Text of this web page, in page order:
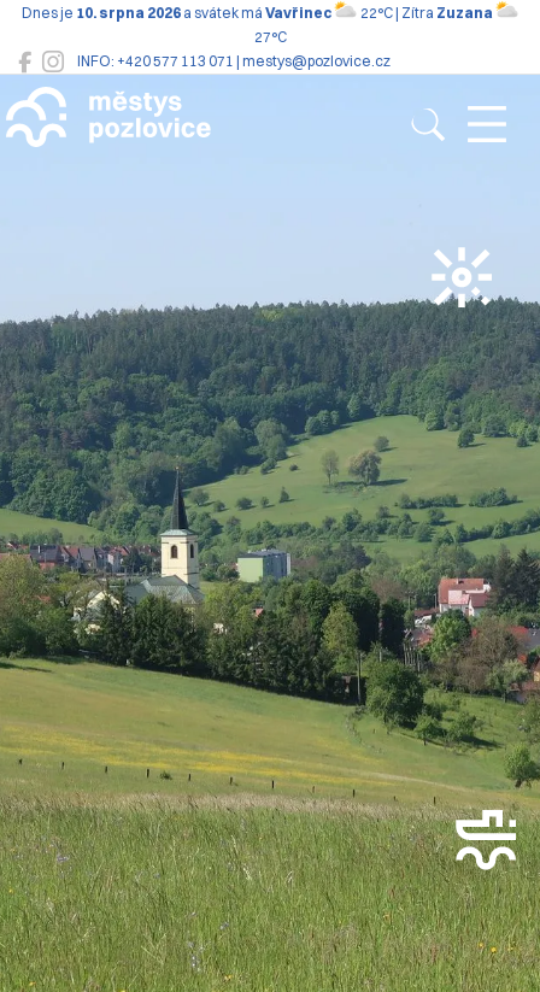
INFO: +420 577 113 071 | mestys@pozlovice.cz
Dnes je 10. srpna 2026a svátek má Vavřinec 22°C | Zítra Zuzana
27°C
Pozlovice